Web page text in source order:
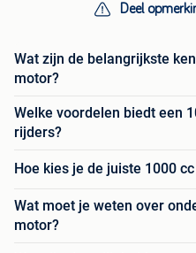
Deel
Wat zijn de belangrijkste
motor?
Welke voordelen biedt een
rijders?
Hoe kies je de juiste 1000
Wat moet je weten over
motor?